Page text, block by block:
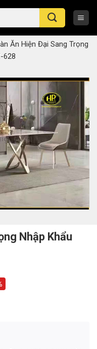
Ăn Hiện Đại Sang Trọng
628
Nhập Khẩu